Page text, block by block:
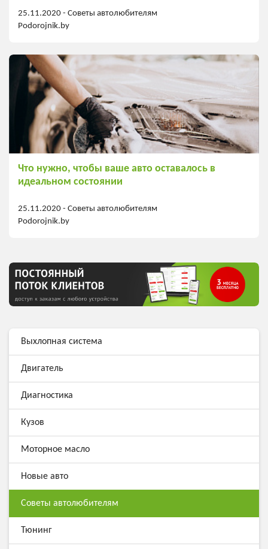
25.11.2020 - Советы автолюбителям
Podorojnik.by
Что нужно, чтобы ваше авто оставалось в
идеальном состоянии
25.11.2020 - Советы автолюбителям
Podorojnik.by
Выхлопная система
Двигатель
Диагностика
Кузов
Моторное масло
Новые авто
Советы автолюбителям
Тюнинг